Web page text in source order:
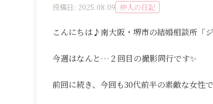
投稿日: 2025.08.09 仲人の日記
こんにちは♪南大阪・堺市の結婚相談所「
今週はなんと…２回目の撮影同行です✨
前回に続き、今回も30代前半の素敵な女性で